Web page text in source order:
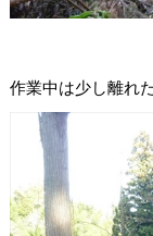
作業中は少し離れ